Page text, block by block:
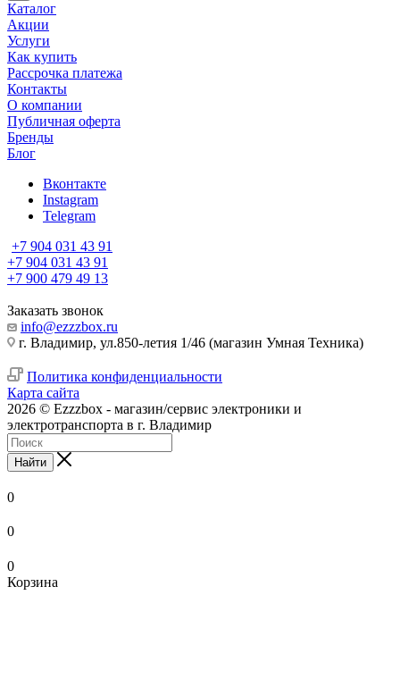
Каталог
Акции
Услуги
Как купить
Рассрочка платежа
Контакты
О компании
Публичная оферта
Бренды
Блог
Вконтакте
Instagram
Telegram
+7 904 031 43 91
+7 904 031 43 91
+7 900 479 49 13
Заказать звонок
info@ezzzbox.ru
г. Владимир, ул.850-летия 1/46 (магазин Умная Техника)
Политика конфиденциальности
Карта сайта
2026 © Ezzzbox - магазин/сервис электроники и
электротранспорта в г. Владимир
Найти
0
0
0
Корзина